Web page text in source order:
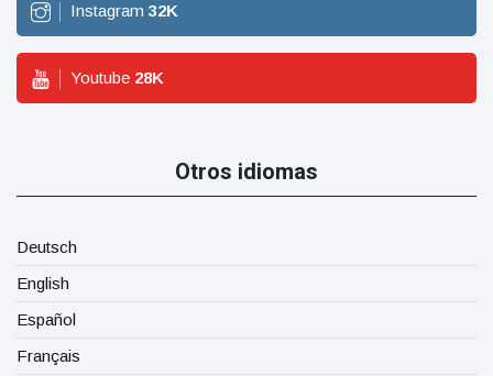
Instagram 32K
Youtube 28K
Otros idiomas
Deutsch
English
Español
Français